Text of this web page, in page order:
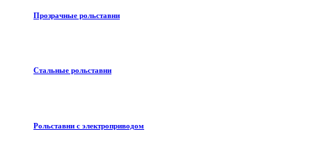
Прозрачные рольставни
Стальные рольставни
Рольставни с электроприводом